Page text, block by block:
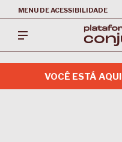
MENU DE ACESSIBILIDADE
VOCÊ ESTÁ AQUI